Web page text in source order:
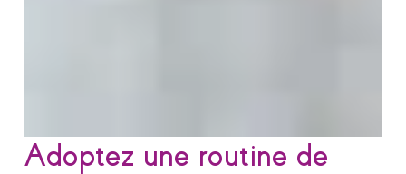
Adoptez une routine de